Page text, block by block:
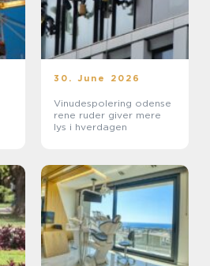
30. June 2026
Vinudespolering odense
rene ruder giver mere
lys i hverdagen